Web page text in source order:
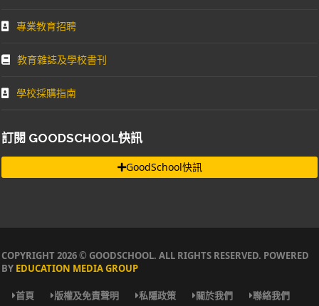
專業教育招聘
教育雜誌及學校書刊
學校採購指南
訂閱 GOODSCHOOL快訊
GoodSchool快訊
COPYRIGHT 2026 © GOODSCHOOL. ALL RIGHTS RESERVED. POWERED
BY EDUCATION MEDIA GROUP
首頁 版權及免責聲明 私隱政策 關於我們 聯絡我們